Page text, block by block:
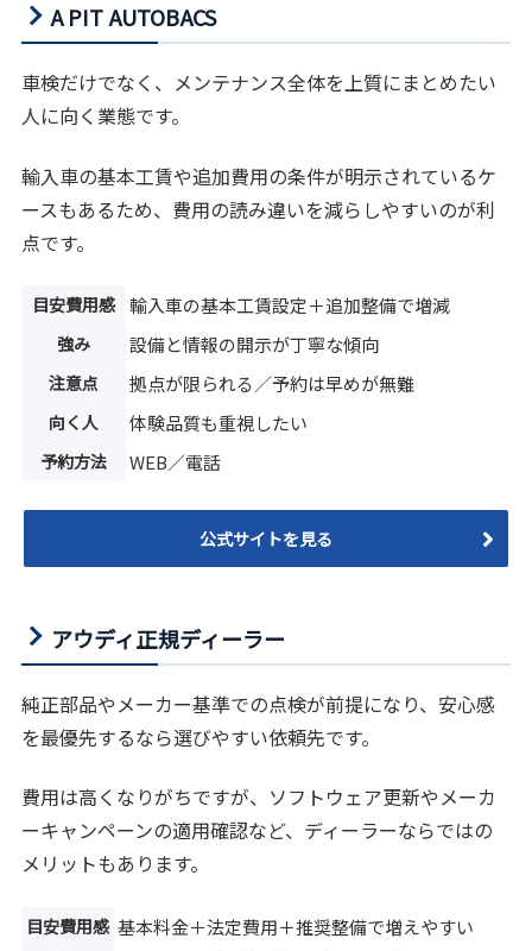
A PIT AUTOBACS
車検だけでなく、メンテナンス全体を上質にまとめたい
人に向く業態です。
輸入車の基本工賃や追加費用の条件が明示されているケ
ースもあるため、費用の読み違いを減らしやすいのが利
点です。
目安費用感 輸入車の基本工賃設定＋追加整備で増減
強み 設備と情報の開示が丁寧な傾向
注意点 拠点が限られる／予約は早めが無難
向く人 体験品質も重視したい
予約方法 WEB／電話
公式サイトを見る
アウディ正規ディーラー
純正部品やメーカー基準での点検が前提になり、安心感
を最優先するなら選びやすい依頼先です。
費用は高くなりがちですが、ソフトウェア更新やメーカ
ーキャンペーンの適用確認など、ディーラーならではの
メリットもあります。
目安費用感 基本料金＋法定費用＋推奨整備で増えやすい